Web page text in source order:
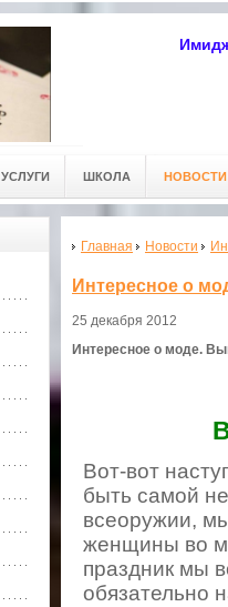
УСЛУГИ ШКОЛА НОВОСТИ
Главная Новости
Интересное о
25 декабря 2012
Интересное о моде.
Вот-вот
быть самой
всеоружии,
женщины во
праздник мы
обязательно